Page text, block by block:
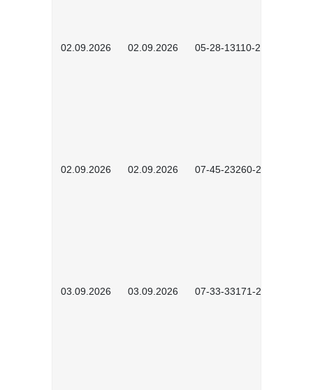
02.09.2026 02.09.2026 05-28-13110-2605
02.09.2026 02.09.2026 07-45-23260-2601
03.09.2026 03.09.2026 07-33-33171-2601